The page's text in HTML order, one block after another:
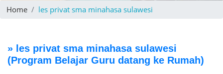
Home les privat sma minahasa sulawesi
» les privat sma minahasa sulawesi
(Program Belajar Guru datang ke Rumah)